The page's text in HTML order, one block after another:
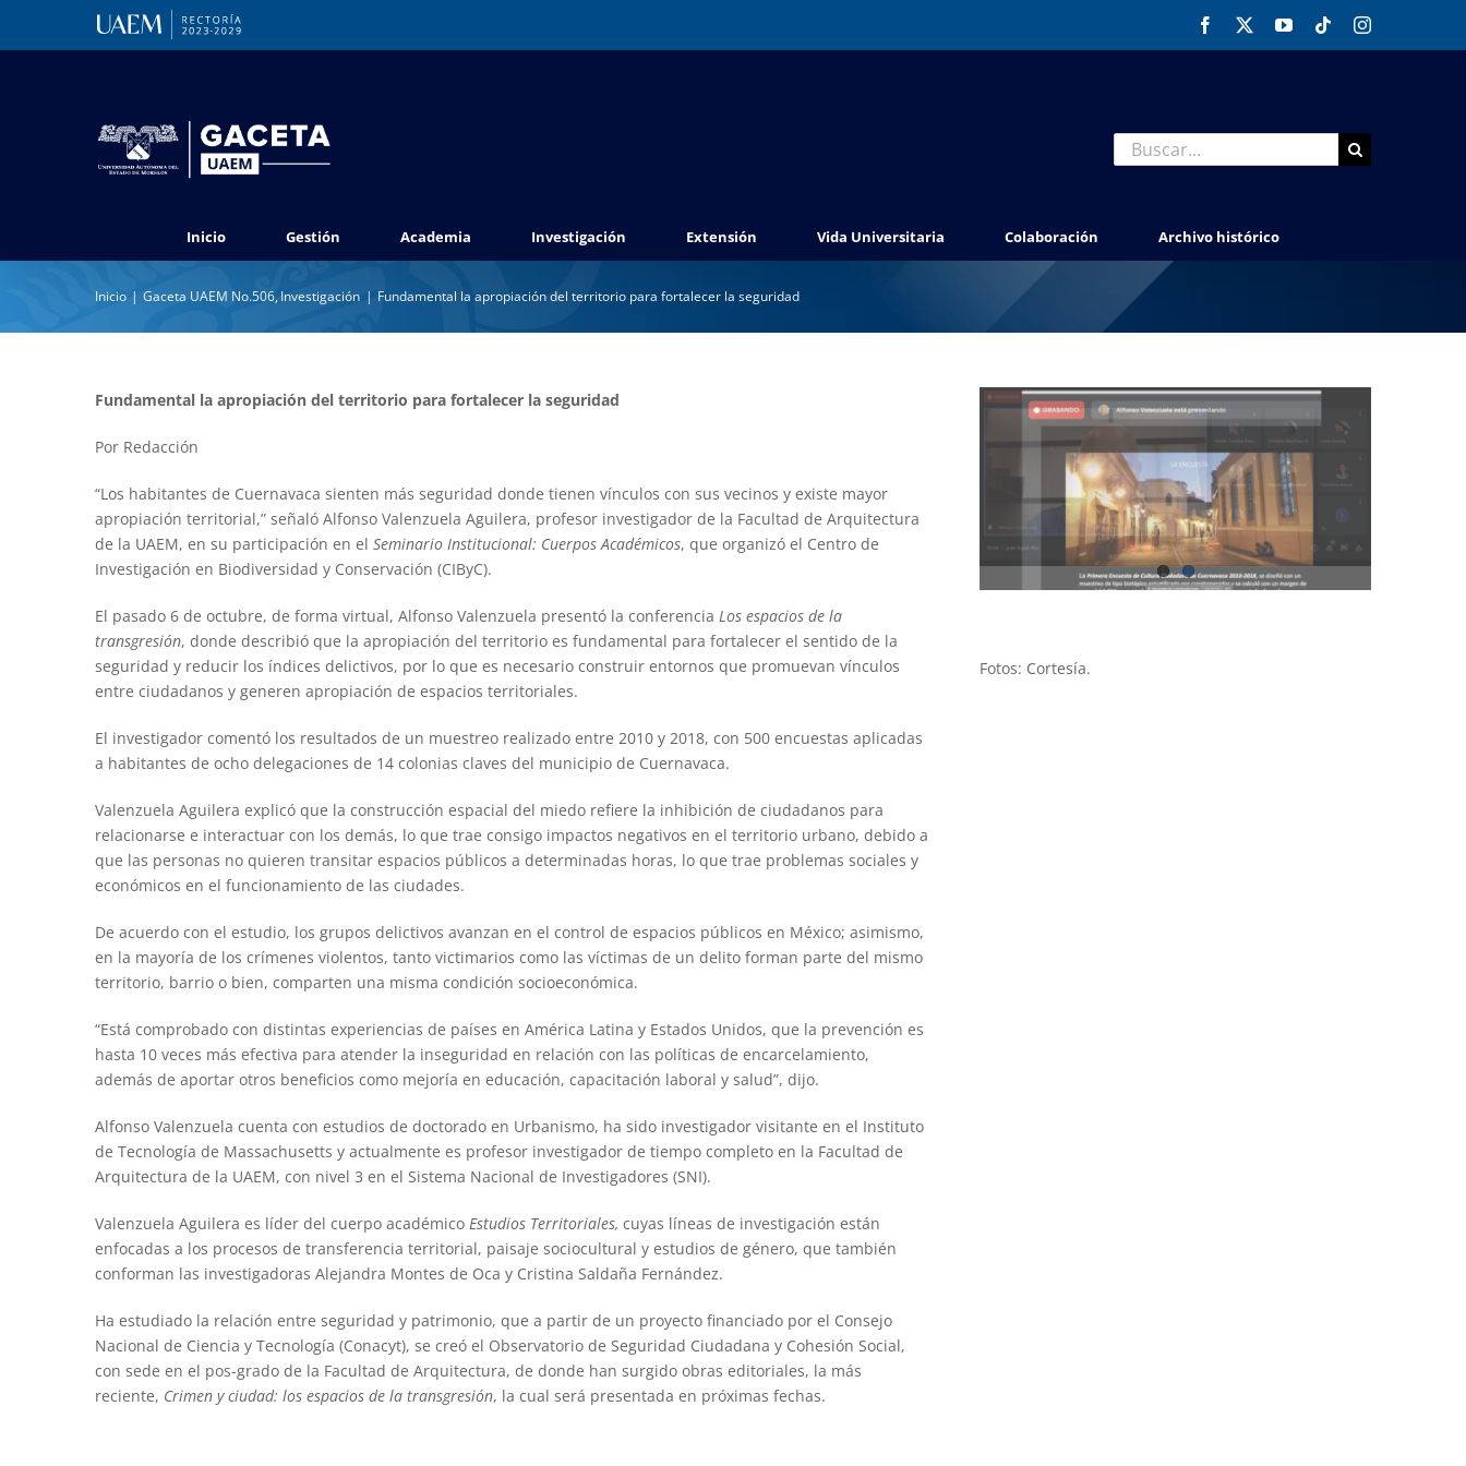
Facebook YouTubeTiktokInstagram
Buscar:
Inicio Gestión Academia Investigación Extensión Vida Universitaria Colaboración Archivo histórico
Inicio Gaceta UAEM No.506 Investigación Fundamental la apropiación del territorio para fortalecer la seguridad
Fundamental la apropiación del territorio para fortalecer la seguridad
Por Redacción
“Los habitantes de Cuernavaca sienten más seguridad donde tienen vínculos con sus vecinos y existe mayor
apropiación territorial,” señaló Alfonso Valenzuela Aguilera, profesor investigador de la Facultad de Arquitectura
de la UAEM, en su participación en el Seminario Institucional: Cuerpos Académicos, que organizó el Centro de
Investigación en Biodiversidad y Conservación (CIByC).
El pasado 6 de octubre, de forma virtual, Alfonso Valenzuela presentó la conferencia Los espacios de la
transgresión, donde describió que la apropiación del territorio es fundamental para fortalecer el sentido de la
seguridad y reducir los índices delictivos, por lo que es necesario construir entornos que promuevan vínculos
entre ciudadanos y generen apropiación de espacios territoriales.
El investigador comentó los resultados de un muestreo realizado entre 2010 y 2018, con 500 encuestas aplicadas
a habitantes de ocho delegaciones de 14 colonias claves del municipio de Cuernavaca.
Valenzuela Aguilera explicó que la construcción espacial del miedo refiere la inhibición de ciudadanos para
relacionarse e interactuar con los demás, lo que trae consigo impactos negativos en el territorio urbano, debido a
que las personas no quieren transitar espacios públicos a determinadas horas, lo que trae problemas sociales y
económicos en el funcionamiento de las ciudades.
De acuerdo con el estudio, los grupos delictivos avanzan en el control de espacios públicos en México; asimismo,
en la mayoría de los crímenes violentos, tanto victimarios como las víctimas de un delito forman parte del mismo
territorio, barrio o bien, comparten una misma condición socioeconómica.
“Está comprobado con distintas experiencias de países en América Latina y Estados Unidos, que la prevención es
hasta 10 veces más efectiva para atender la inseguridad en relación con las políticas de encarcelamiento,
además de aportar otros beneficios como mejoría en educación, capacitación laboral y salud”, dijo.
Alfonso Valenzuela cuenta con estudios de doctorado en Urbanismo, ha sido investigador visitante en el Instituto
de Tecnología de Massachusetts y actualmente es profesor investigador de tiempo completo en la Facultad de
Arquitectura de la UAEM, con nivel 3 en el Sistema Nacional de Investigadores (SNI).
Valenzuela Aguilera es líder del cuerpo académico Estudios Territoriales, cuyas líneas de investigación están
enfocadas a los procesos de transferencia territorial, paisaje sociocultural y estudios de género, que también
conforman las investigadoras Alejandra Montes de Oca y Cristina Saldaña Fernández.
Ha estudiado la relación entre seguridad y patrimonio, que a partir de un proyecto financiado por el Consejo
Nacional de Ciencia y Tecnología (Conacyt), se creó el Observatorio de Seguridad Ciudadana y Cohesión Social,
con sede en el pos-grado de la Facultad de Arquitectura, de donde han surgido obras editoriales, la más
reciente, Crimen y ciudad: los espacios de la transgresión, la cual será presentada en próximas fechas.